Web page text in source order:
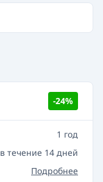
-24%
1 год
в течение 14 дней
Подробнее